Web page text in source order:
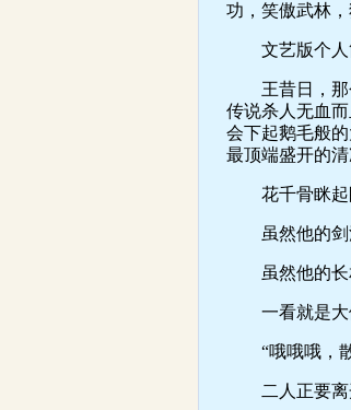
功，笑傲武林
文艺版个人
王昔日，那个
传说杀人无血
会下起鹅毛般
最顶端盛开的
花千骨眯起眼
虽然他的剑法
虽然他的长相
一看就是大侠
“哦哦哦，散
二人正要离开